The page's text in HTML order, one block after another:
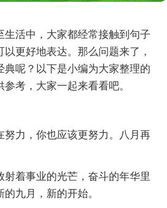
生活中，大家都经常接触到句子
更好地表达。那么问题来了，
典呢？以下是小编为大家整理的
考，大家一起来看看吧。
努力，你也应该更努力。八月再
射着事业的光芒，奋斗的年华里
九月，新的开始。